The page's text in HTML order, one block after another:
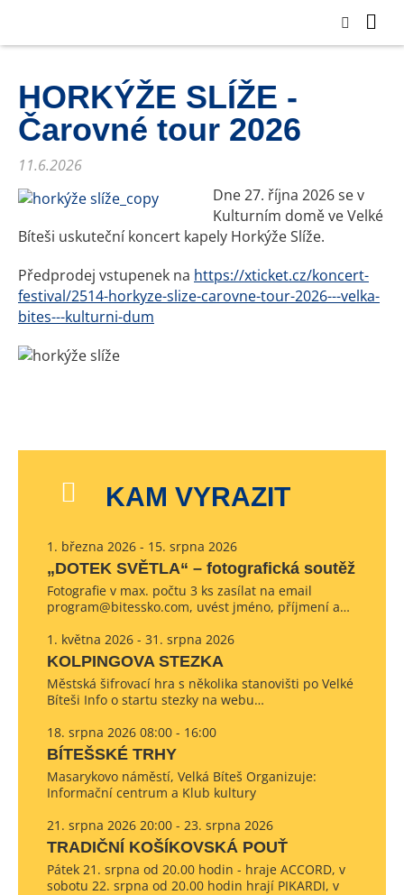
HORKÝŽE SLÍŽE -
Čarovné tour 2026
11.6.2026
Dne 27. října 2026 se v
Kulturním domě ve Velké
Bíteši uskuteční koncert kapely Horkýže Slíže.
Předprodej vstupenek na https://xticket.cz/koncert-
festival/2514-horkyze-slize-carovne-tour-2026---velka-
bites---kulturni-dum
KAM VYRAZIT
1. března 2026 - 15. srpna 2026
„DOTEK SVĚTLA“ – fotografická soutěž
Fotografie v max. počtu 3 ks zasílat na email
program@bitessko.com, uvést jméno, příjmení a…
1. května 2026 - 31. srpna 2026
KOLPINGOVA STEZKA
Městská šifrovací hra s několika stanovišti po Velké
Bíteši Info o startu stezky na webu…
18. srpna 2026 08:00 - 16:00
BÍTEŠSKÉ TRHY
Masarykovo náměstí, Velká Bíteš Organizuje:
Informační centrum a Klub kultury
21. srpna 2026 20:00 - 23. srpna 2026
TRADIČNÍ KOŠÍKOVSKÁ POUŤ
Pátek 21. srpna od 20.00 hodin - hraje ACCORD, v
sobotu 22. srpna od 20.00 hodin hrají PIKARDI, v